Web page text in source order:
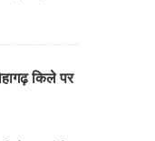
किले पर